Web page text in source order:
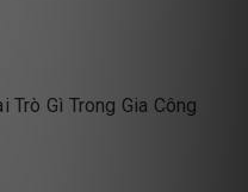
Trò Gì Trong Gia Công